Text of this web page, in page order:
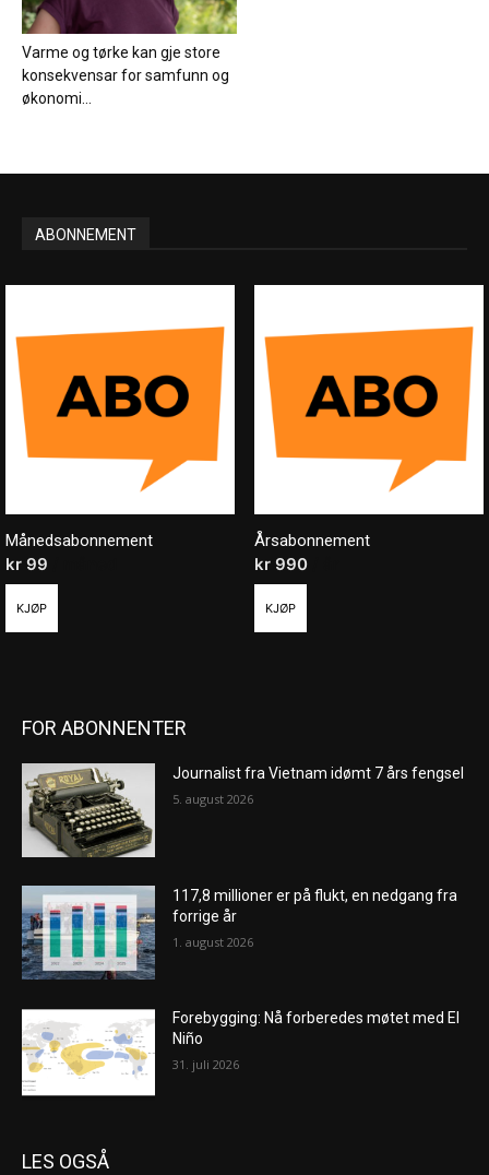
Varme og tørke kan gje store
konsekvensar for samfunn og
økonomi...
ABONNEMENT
Månedsabonnement
kr 99
KJØP
Årsabonnement
kr990
KJØP
FOR ABONNENTER
Journalist fra Vietnam idømt 7 års fengsel
5. august 2026
117,8 millioner er på flukt, en nedgang fra
forrige år
1. august 2026
Forebygging: Nå forberedes møtet med El
Niño
31. juli 2026
LES OGSÅ